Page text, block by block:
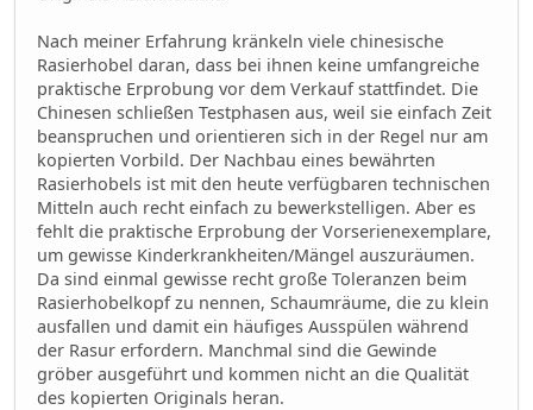
Nach meiner Erfahrung kränkeln viele chinesische
Rasierhobel daran, dass bei ihnen keine umfangreiche
praktische Erprobung vor dem Verkauf stattfindet. Die
Chinesen schließen Testphasen aus, weil sie einfach Zeit
beanspruchen und orientieren sich in der Regel nur am
kopierten Vorbild. Der Nachbau eines bewährten
Rasierhobels ist mit den heute verfügbaren technischen
Mitteln auch recht einfach zu bewerkstelligen. Aber es
fehlt die praktische Erprobung der Vorserienexemplare,
um gewisse Kinderkrankheiten/Mängel auszuräumen.
Da sind einmal gewisse recht große Toleranzen beim
Rasierhobelkopf zu nennen, Schaumräume, die zu klein
ausfallen und damit ein häufiges Ausspülen während
der Rasur erfordern. Manchmal sind die Gewinde
gröber ausgeführt und kommen nicht an die Qualität
des kopierten Originals heran.